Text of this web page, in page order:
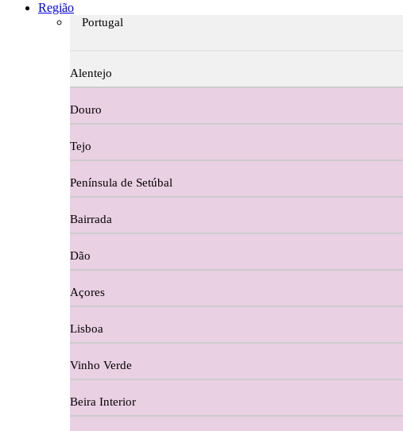
Casa Dos Migueis Douro
Casa Relvas Alentejo
Caves de São João - Bairrada
Charcutaria
Copos e Decanter
Cortes De Reguengo Douro
Digestivos
Divai - Alentejo
Dona Sancha Dão
Doroteia Douro
Região
Portugal
Alentejo
Douro
Tejo
Península de Setúbal
Bairrada
Dão
Açores
Lisboa
Vinho Verde
Beira Interior